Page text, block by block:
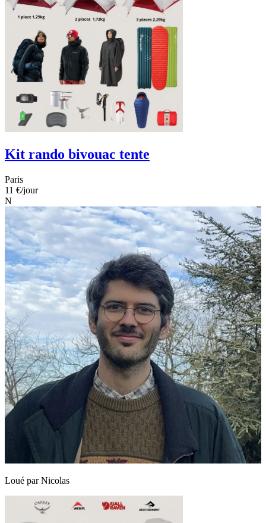
Kit rando bivouac tente
Paris
11 €/jour
N
Loué parNicolas